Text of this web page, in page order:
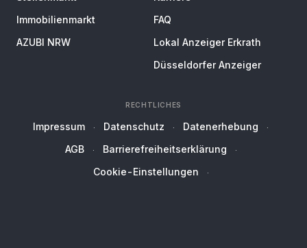
Immobilienmarkt
AZUBI NRW
FAQ
Lokal Anzeiger Erkrath
Düsseldorfer Anzeiger
RECHTLICHES
Impressum Datenschutz
Datenerhebung
AGB
Barrierefreiheitserklärung
Cookie-Einstellungen